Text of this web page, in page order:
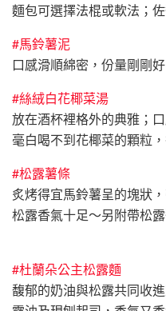
麵包可選擇法棍或軟法；
#馬鈴薯泥
口感滑順綿密，份量剛剛
#絲絨白花椰菜湯
放在酒杯裡格外的典雅；
毫白喝不到花椰菜的顆粒
#松露薯條
炙烤得宜馬鈴薯呈的塊狀
松露香氣十足～另附帶松
#杜蘭朵公主松露麵
馥郁的奶油與松露共同收